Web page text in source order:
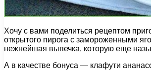
Хочу с вами поделиться рецептом
открытого пирога с замороженными
нежнейшая выпечка, которую еще
А в качестве бонуса — клафути